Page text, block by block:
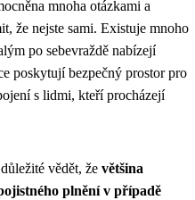
mnoha otázkami a
že nejste sami. Existuje mnoho
po sebevraždě nabízejí
poskytují bezpečný prostor pro
s lidmi, kteří procházejí
vědět, že většina
plnění v případě